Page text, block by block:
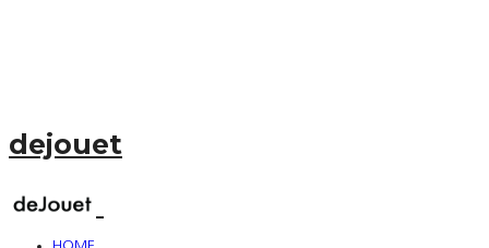
dejouet